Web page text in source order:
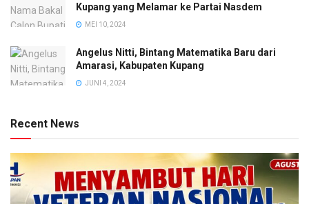
Kupang yang Melamar ke Partai Nasdem
MEI 10, 2024
Angelus Nitti, Bintang Matematika Baru dari
Amarasi, Kabupaten Kupang
JUNI 4, 2024
Recent News